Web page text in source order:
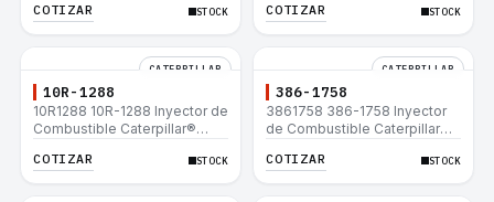
980H
COTIZAR STOCK
3516C 854G 992G
COTIZAR STOCK
CATERPILLAR
10R-1288
10R1288 10R-1288 Inyector de
Combustible Caterpillar®
3516C 854G 992G
COTIZAR STOCK
CATERPILLAR
386-1758
3861758 386-1758 Inyector
de Combustible Caterpillar®
3516C 854G 992G
COTIZAR STOCK